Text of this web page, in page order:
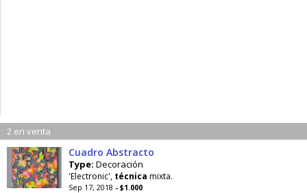
2 en venta
Cuadro Abstracto
Type: Decoración
'Electronic', técnica mixta.
Sep 17, 2018 - $1.000